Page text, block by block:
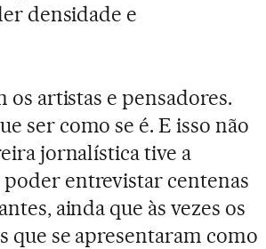
densidade e
artistas e pensadores.
ser como se é. E isso não
jornalística tive a
entrevistar centenas
ainda que às vezes os
que se apresentaram como